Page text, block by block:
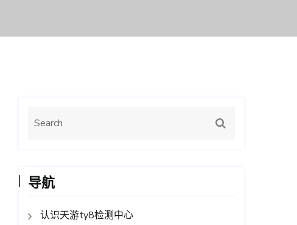
导航
认识天游ty8检测中心